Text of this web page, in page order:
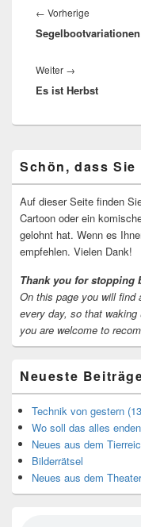
← Vorherige
Beitrag:
Segelbootvariationen
Weiter →
Beitrag:
Es ist Herbst
Seitenleisten-
Widgetbereich
Schön, dass
Auf dieser Seite finden
Cartoon oder ein
gelohnt hat. Wenn es
empfehlen. Vielen Dank!
Thank you for stopping
On this page you will find
every day, so that waking
you are welcome to
Neueste
Technik von gestern
Wo soll das alles
Neues aus dem
Bilderrätsel
Neues aus dem